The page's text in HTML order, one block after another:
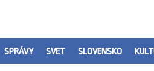
SPRÁVY SVET SLOVENSKO